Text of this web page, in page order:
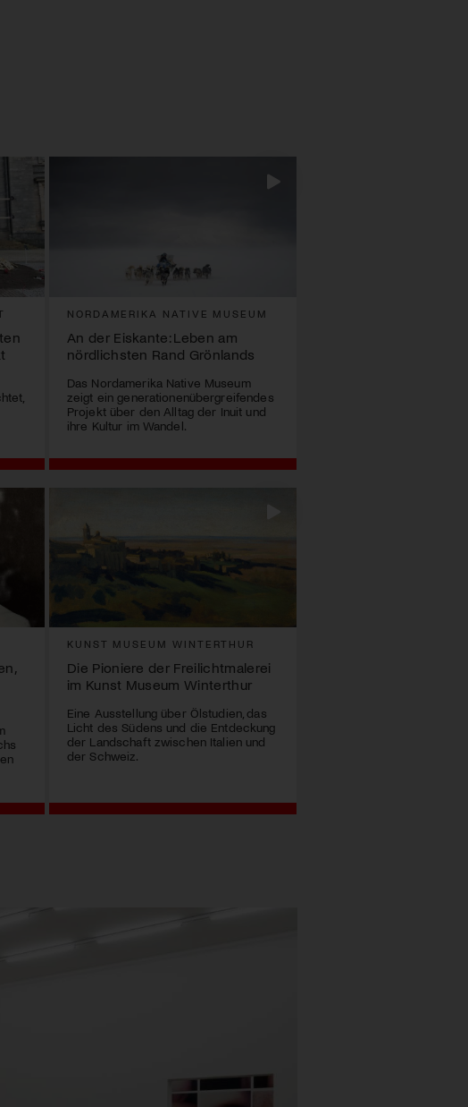
NORDAMERIKA NATIVE MUSEUM
An der Eiskante: Leben am
nördlichsten Rand Grönlands
Das Nordamerika Native Museum
zeigt ein generationenübergreifendes
Projekt über den Alltag der Inuit und
ihre Kultur im Wandel.
KUNST MUSEUM WINTERTHUR
Die Pioniere der Freilichtmalerei
im Kunst Museum Winterthur
Eine Ausstellung über Ölstudien, das
Licht des Südens und die Entdeckung
der Landschaft zwischen Italien und
der Schweiz.